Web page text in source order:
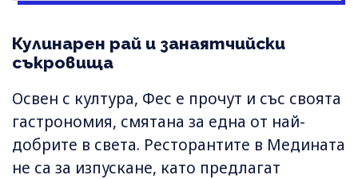
Кулинарен рай и занаятчийски
съкровища
Освен с култура, Фес е прочут и със своята
гастрономия, смятана за една от най-
добрите в света. Ресторантите в Медината
не са за изпускане, като предлагат